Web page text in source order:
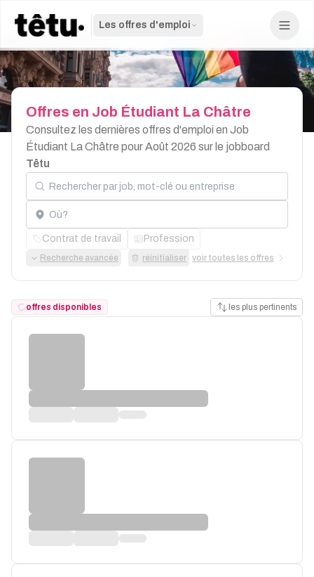
Les offres d'emploi
Offres en Job Étudiant La Châtre
Consultez les dernières offres d'emploi en Job
Étudiant La Châtre pour Août 2026 sur le jobboard
Têtu
Rechercher par job, mot-clé ou entreprise
Localisation
Contrat de travail Profession
Recherche avancée réinitialiser voir toutes les offres
offres disponibles les plus pertinents